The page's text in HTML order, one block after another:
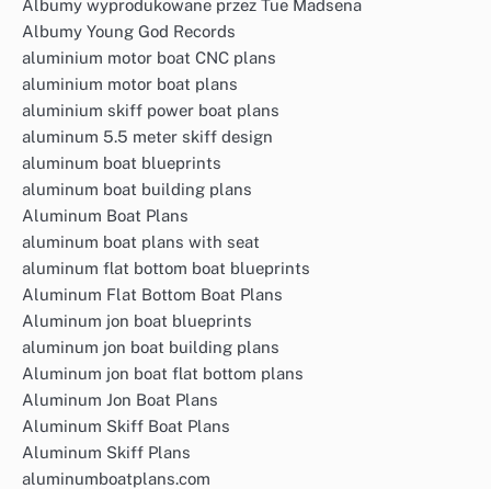
Albumy wyprodukowane przez Tue Madsena
Albumy Young God Records
aluminium motor boat CNC plans
aluminium motor boat plans
aluminium skiff power boat plans
aluminum 5.5 meter skiff design
aluminum boat blueprints
aluminum boat building plans
Aluminum Boat Plans
aluminum boat plans with seat
aluminum flat bottom boat blueprints
Aluminum Flat Bottom Boat Plans
Aluminum jon boat blueprints
aluminum jon boat building plans
Aluminum jon boat flat bottom plans
Aluminum Jon Boat Plans
Aluminum Skiff Boat Plans
Aluminum Skiff Plans
aluminumboatplans.com